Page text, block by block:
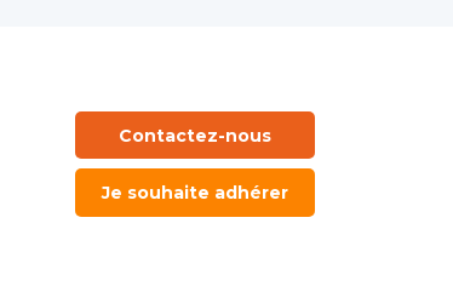
Contactez-nous
Je souhaite adhérer